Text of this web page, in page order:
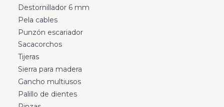
Destornillador 6 mm
Pela cables
Punzón escariador
Sacacorchos
Tijeras
Sierra para madera
Gancho multiusos
Palillo de dientes